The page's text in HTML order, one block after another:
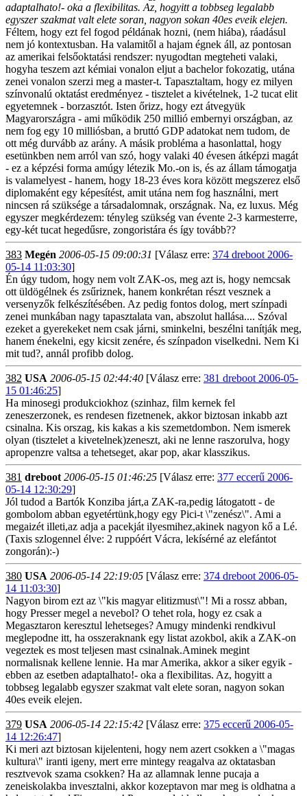
adaptalhato!- oka a flexibilitas. Az, hogyitt a tobbseg legalabb
egyszer szakmat valt elete soran, nagyon sokan 40es eveik elejen.
Féltem, hogy ezt fel fogod példának hozni, (nem hiába), ráadásul
nem jó kontextusban. Ha valamitől a hajam égnek áll, az pontosan
az amerikai felsőoktatási rendszer: nyugodtan megteheti valaki,
hogyha teszem azt kémiai vonalon eljut a bachelor fokozatig, utána
zenei vonalon szerzi meg a master-t. Tapasztaltam, hogy ez milyen
színvonalú oktatást eredményez - tisztelet a kivételnek, 1-2 tucat elit
egyetemnek - borzasztót. Isten őrizz, hogy ezt átvegyük
Magyarországra - ami működik 250 millió embernyi országban, az
nem fog egy 10 milliósban, a bruttó GDP adatokat nem tudom, de
ott még durvább az arány. A másik probléma a hasonlattal, hogy
esetünkben nem arról van szó, hogy valaki 40 évesen átképzi magát
- ez a képzési forma amúgy létezik Mo.-on is, és az állam támogatja
is valamelyest - hanem, hogy 18-23 éves kora között megszerez első
diplomaként egy képesítést, amit utána nem fog használni, mert
nincsen rá szüksége a társadalomnak, országnak. Na, ez luxus. Még
egyszer megkérdezem: tényleg szükség van évente 2-3 karmesterre,
egy-két tucat hegedűsre, zongoristára és így tovább??
383 Megén 2006-05-15 09:00:31 [Válasz erre: 374 dreboot 2006-
05-14 11:03:30]
Én úgy tudom, hogy nem volt ZAK-os, meg azt is, hogy nemcsak
ott üldögélnek és zsűriznek, hanem konkrétan részt vesznek a
versenyzők felkészítésében. Az pedig fontos dolog, mert színpadi
zenei munkában nagy tapasztalata van, abszolut hallása.... Szóval
ezeket a gyerekeket nem csak járni, sminkelni, beszélni tanítják meg,
hanem énekelni, egy kicsit zenére, és színpadon viselkedni. Nem Ki
mit tud?, annál profibb dolog.
382 USA 2006-05-15 02:44:40 [Válasz erre: 381 dreboot 2006-05-
15 01:46:25]
Ha minosegi produkciokhoz (szinhaz, film kernek fel
zeneszerzonek, es rendesen fizetnenek, akkor biztosan inkabb azt
csinalna. Kis orszag, kis kakas a kis szemetdombon. Nem ismerek
olyan (tisztelet a kivetelnek)zeneszt, aki ne lenne raszorulva, hogy
apropenzre valtsa a tehetseget, akar pop, akar klasszikus.
381 dreboot 2006-05-15 01:46:25 [Válasz erre: 377 eccerű 2006-
05-14 12:30:29]
Jól tudod a Bartók Konziba járt,a ZAK-ra,pedig látogatott - de
gombolom abban egyetértünk,hogy egy Pici-t \"zenész\". Ami a
megaizét illeti,az adja a pacekját ilyesmihez,akinek nagyon kő a Lé.
(Taxis szlogennel élve: 2 ruppóért Vácra, lekísérné az elefántot
zongorán):-)
380 USA 2006-05-14 22:19:05 [Válasz erre: 374 dreboot 2006-05-
14 11:03:30]
Nagyon birom ezt az \"kis magyar elitizmust\"! Mi a rossz abban,
hogy Presser megel a nevebol? O tehet rola, hogy ez csak a
Megasztaron keresztul lehetseges? Amugy mindenki rendkivul
meglepodne itt, ha osszeraknank egy listat azokbol, akik a ZAK-on
vegeztek es most teljesen mast csinalnak.Aminek megint
normalisnak kellene lennie. Ha mar Amerika, akkor a siker egyik -
ebben az esetben adaptalhato!- oka a flexibilitas. Az, hogyitt a
tobbseg legalabb egyszer szakmat valt elete soran, nagyon sokan
40es eveik elejen.
379 USA 2006-05-14 22:15:42 [Válasz erre: 375 eccerű 2006-05-
14 12:26:47]
Ki meri azt biztosan kijelenteni, hogy nem azert csokken a \"magas
kultura\" iranti igeny, mert erre mintegy reagalva az oktatasban
resztvevok szama csokken? Ha az allamnak lenne pucaja a
zeneiskolakba invesztalni, akkor kozeptavon mar meg is oldhatna a